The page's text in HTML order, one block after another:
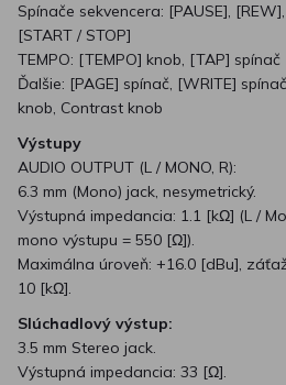
Spínače sekvencera: [PAUSE], [REW],
[START / STOP]
TEMPO: [TEMPO] knob, [TAP] spínač
Ďalšie: [PAGE] spínač, [WRITE]
knob, Contrast knob
Výstupy
AUDIO OUTPUT (L / MONO, R):
6.3 mm (Mono) jack, nesymetrický.
Výstupná impedancia: 1.1 [kΩ] (L /
mono výstupu = 550 [Ω]).
Maximálna úroveň: +16.0 [dBu],
10 [kΩ].
Slúchadlový výstup:
3.5 mm Stereo jack.
Výstupná impedancia: 33 [Ω].